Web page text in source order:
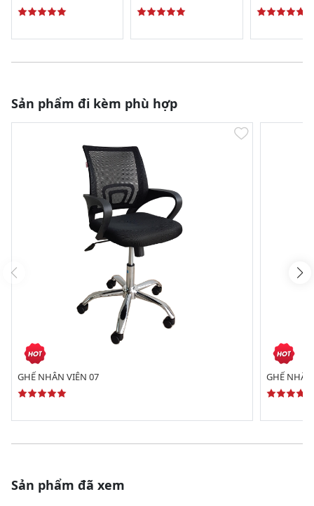
Sản phẩm đi kèm phù hợp
GHẾ NHÂN VIÊN 07 GHẾ
Sản phẩm đã xem